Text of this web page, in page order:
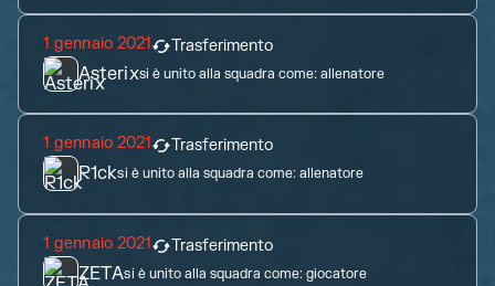
1 gennaio 2021 Trasferimento
Asterixsi è unito alla squadra come:allenatore
1 gennaio 2021 Trasferimento
R1cksi è unito alla squadra come:allenatore
1 gennaio 2021 Trasferimento
ZETAsi è unito alla squadra come:giocatore